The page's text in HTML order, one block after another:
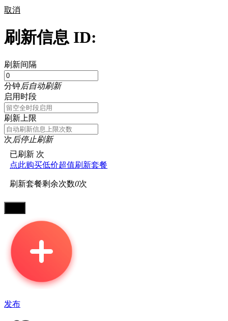
取消
刷新信息 ID:
刷新间隔
分钟后自动刷新
启用时段
刷新上限
次后停止刷新
已刷新 次
点此购买低价超值刷新套餐
刷新套餐剩余次数0次
发布